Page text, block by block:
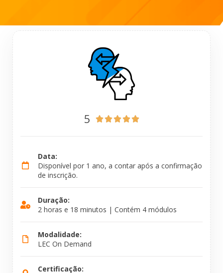
5 
Data:
Disponível por 1 ano, a contar após a confirmação
de inscrição.
Duração:
2 horas e 18 minutos | Contém 4 módulos
Modalidade:
LEC On Demand
Certificação: